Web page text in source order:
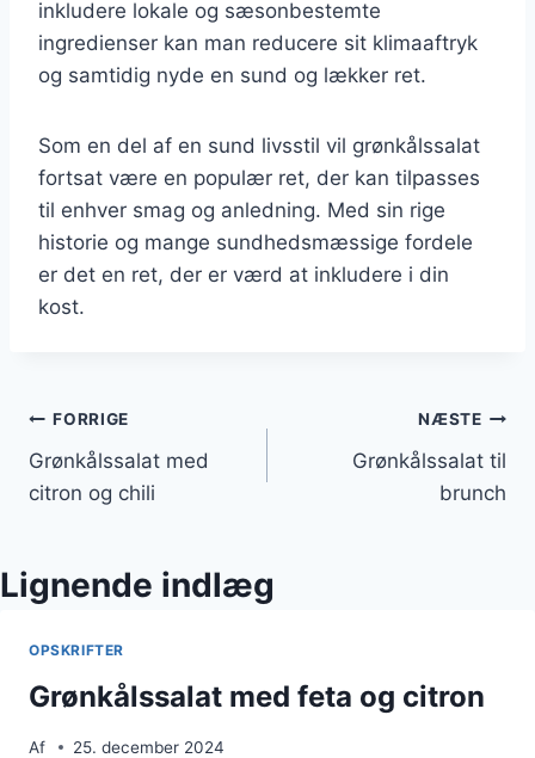
inkludere lokale og sæsonbestemte
ingredienser kan man reducere sit klimaaftryk
og samtidig nyde en sund og lækker ret.
Som en del af en sund livsstil vil grønkålssalat
fortsat være en populær ret, der kan tilpasses
til enhver smag og anledning. Med sin rige
historie og mange sundhedsmæssige fordele
er det en ret, der er værd at inkludere i din
kost.
Indlægsnavigation
FORRIGE
Grønkålssalat med
citron og chili
NÆSTE
Grønkålssalat til
brunch
Lignende indlæg
OPSKRIFTER
Grønkålssalat med feta og citron
Af 25. december 2024